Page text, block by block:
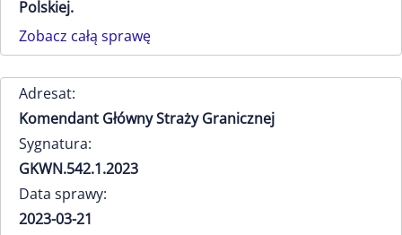
Polskiej.
Zobacz całą sprawę
Adresat:
Komendant Główny Straży Granicznej
Sygnatura:
GKWN.542.1.2023
Data sprawy:
2023-03-21